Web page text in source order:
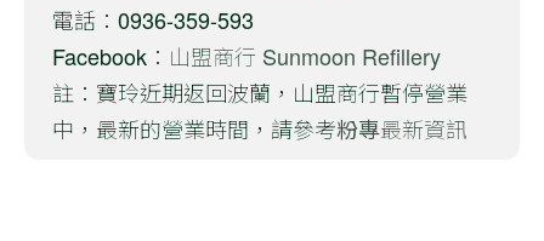
電話：0936-359-593
Facebook： 山盟商行 Sunmoon Refillery
註：寶玲近期返回波蘭，山盟商行暫停營業
中，最新的營業時間，請參考粉專最新資訊